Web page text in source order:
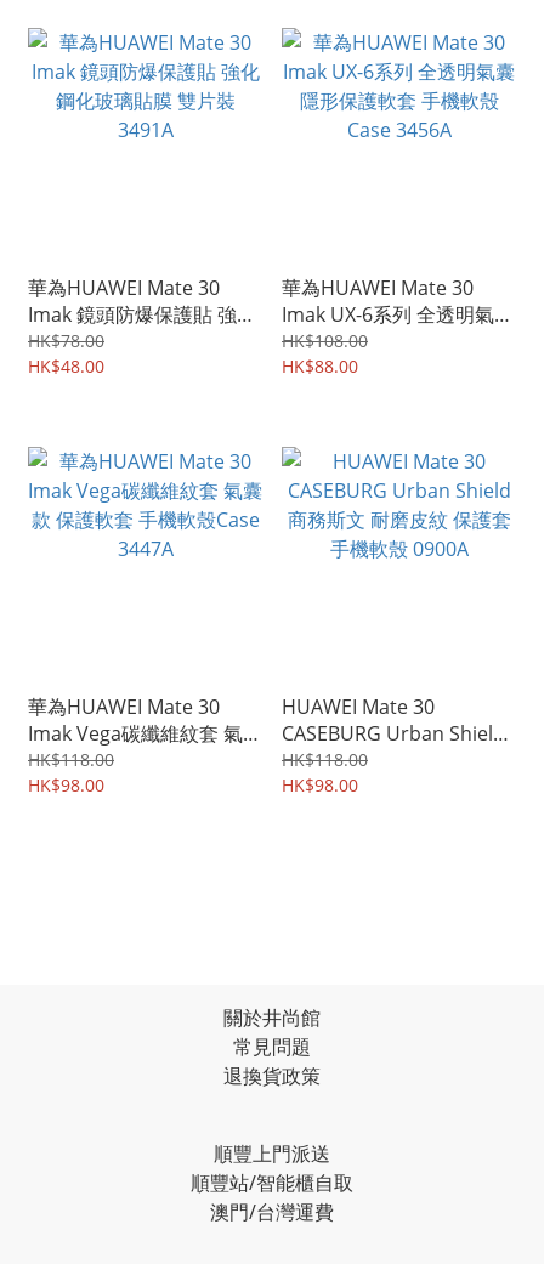
華為HUAWEI Mate 30
Imak 鏡頭防爆保護貼 強化
鋼化玻璃貼膜 雙片裝
3491A
HK$78.00
HK$48.00
華為HUAWEI Mate 30
Imak UX-6系列 全透明氣囊
隱形保護軟套 手機軟殼
Case 3456A
HK$108.00
HK$88.00
華為HUAWEI Mate 30
Imak Vega碳纖維紋套 氣囊
款 保護軟套 手機軟殼Case
3447A
HK$118.00
HK$98.00
HUAWEI Mate 30
CASEBURG Urban Shield
商務斯文 耐磨皮紋 保護套
手機軟殼 0900A
HK$118.00
HK$98.00
關於井尚館
常見問題
退換貨政策
順豐上門派送
順豐站/智能櫃自取
澳門/台灣運費